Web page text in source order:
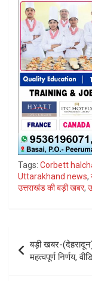
Tags: Corbett
Uttarakhand news,
उत्तराखंड की बड़ी खबर,
Post
navigation
बड़ी खबर-
महत्वपूर्ण निर्णय,